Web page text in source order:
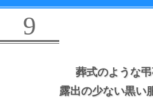
9
葬式のような弔
露出の少ない黒い